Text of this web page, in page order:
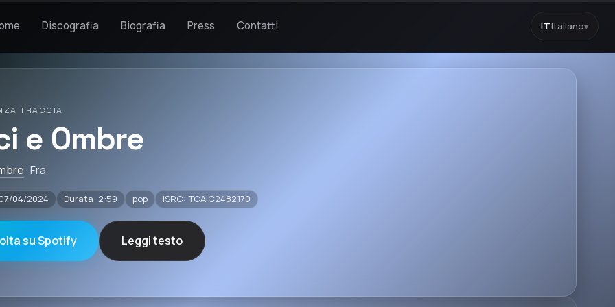
Discografia Biografia Press Contatti ITItaliano▾
TRACCIA
e Ombre
· Fra
04/2024 Durata: 2:59 pop ISRC: TCAIC2482170
su Spotify Leggi testo